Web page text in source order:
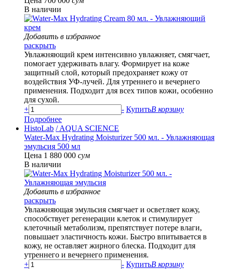
В наличии
Добавить в избранное
раскрыть
Увлажняющий крем интенсивно увлажняет, смягчает,
помогает удерживать влагу. Формирует на коже
защитный слой, который предохраняет кожу от
воздействия УФ-лучей. Для утреннего и вечернего
применения. Подходит для всех типов кожи, особенно
для сухой.
+
- КупитьВ корзину
Подробнее
HistoLab / AQUA SCIENCE
Water-Max Hydrating Moisturizer 500 мл. - Увлажняющая
эмульсия 500 мл
Цена 1 880 000 сум
В наличии
Добавить в избранное
раскрыть
Увлажняющая эмульсия смягчает и осветляет кожу,
способствует регенерации клеток и стимулирует
клеточный метаболизм, препятствует потере влаги,
повышает эластичность кожи. Быстро впитывается в
кожу, не оставляет жирного блеска. Подходит для
утреннего и вечернего применения.
+
- КупитьВ корзину